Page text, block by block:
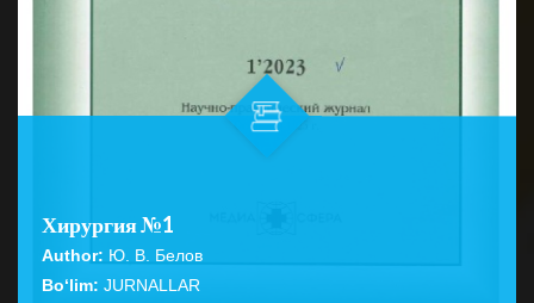
Хирургия №1
Author: Ю. В. Белов
Bo‘lim: JURNALLAR